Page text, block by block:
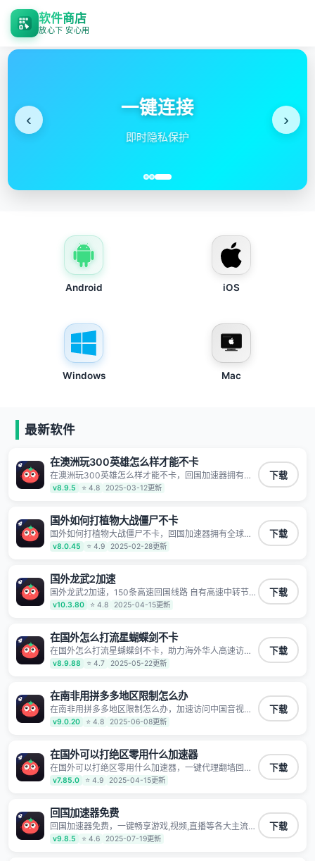
软件商店
放心下 安心用
一键连接
即时隐私保护
‹ ›
Android iOS
Windows Mac
最新软件
在澳洲玩300英雄怎么样才能不卡
在澳洲玩300英雄怎么样才能不卡，回国加速器拥有全
球海量节点覆盖，运营商专线不卡顿超稳定，专为海外
华人和留学生打造，帮助海外华人免除地域限制，随时
音乐。
v8.9.5 ⭐ 4.8 2025-03-12更新
下载
国外如何打植物大战僵尸不卡
国外如何打植物大战僵尸不卡，回国加速器拥有全球海
量节点覆盖，运营商专线不卡顿超稳定，专为海外华人
和留学生打造，帮助海外华人免除地域限制，随时高速
乐。
v8.0.45 ⭐ 4.9 2025-02-28更新
下载
国外龙武2加速
国外龙武2加速，150条高速回国线路 自有高速中转节点
无需注册 一键连接 提供高速线路 应用内直达视频音乐
app,快人一步 应用模式 App互不干扰 不间断的隐私保护
第三方对数据进行窃取和监听
v10.3.80 ⭐ 4.8 2025-04-15更新
下载
在国外怎么打流星蝴蝶剑不卡
在国外怎么打流星蝴蝶剑不卡，助力海外华人高速访问
国内网络，快速开启国内各直播平台,解决国内视频、音
乐卡顿问题；更能加速海量国服游戏，超低延迟稳定不
v8.9.88 ⭐ 4.7 2025-05-22更新
下载
在南非用拼多多地区限制怎么办
在南非用拼多多地区限制怎么办，加速访问中国音视频
和网站，专业回国加速器，帮你加速访问优酷、bilibili、
腾讯视频、爱奇艺等，加速国服游戏，例如原神、阴阳
书启示录、明日方舟、战双帕弥什、sky光·遇、另一个
伊甸园等国内各种服务,回国加速器致力于帮助海外华人
和留学生、港澳台地区用户提供最好的回国游戏和音乐
视频加速服务，可以在海外或港澳台地区流畅加速国服
戏加速专线。能加速访问优酷、爱奇艺、腾讯视频、B
站、芒果TV、西瓜视频、QQ音乐、网易云音乐、酷狗
音乐、YY等主流网站应用解除限制，带你穿梭加速回
国。目前已有上百万用户，用户整体好评95%以上，一
对一在线客服支持，保障你的使用体验。
v9.0.20 ⭐ 4.8 2025-06-08更新
下载
在国外可以打绝区零用什么加速器
在国外可以打绝区零用什么加速器，一键代理翻墙回国
的穿梭VPN，帮助海外华人留学生及港澳台地区用户破
除地区版权限制问题，一键降低游戏延迟，加速访问中
v7.85.0 ⭐ 4.9 2025-04-15更新
下载
回国加速器免费
回国加速器免费，一键畅享游戏,视频,直播等各大主流
App应用,视频加载极速不卡顿。人在海外听歌,玩国服游
戏 简单易用。
v9.8.5 ⭐ 4.6 2025-07-19更新
下载